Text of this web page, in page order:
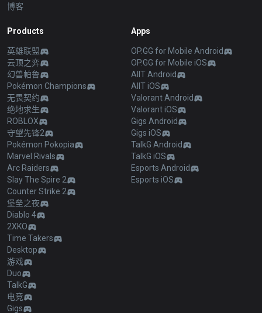
博客
Products
英雄联盟
云顶之弈
幻兽帕鲁
Pokémon Champions
无畏契约
绝地求生
ROBLOX
守望先锋2
Pokémon Pokopia
Marvel Rivals
Arc Raiders
Slay The Spire 2
Counter Strike 2
堡垒之夜
Diablo 4
2XKO
Time Takers
Desktop
游戏
Duo
TalkG
电竞
Gigs
Apps
OP.GG for Mobile Android
OP.GG for Mobile iOS
AllT Android
AllT iOS
Valorant Android
Valorant iOS
Gigs Android
Gigs iOS
TalkG Android
TalkG iOS
Esports Android
Esports iOS